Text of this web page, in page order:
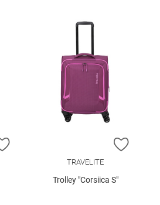
ZUR WUNSCHLISTE HINZUFÜGEN
ZUR
TRAVELITE
Trolley "Corsiica S"